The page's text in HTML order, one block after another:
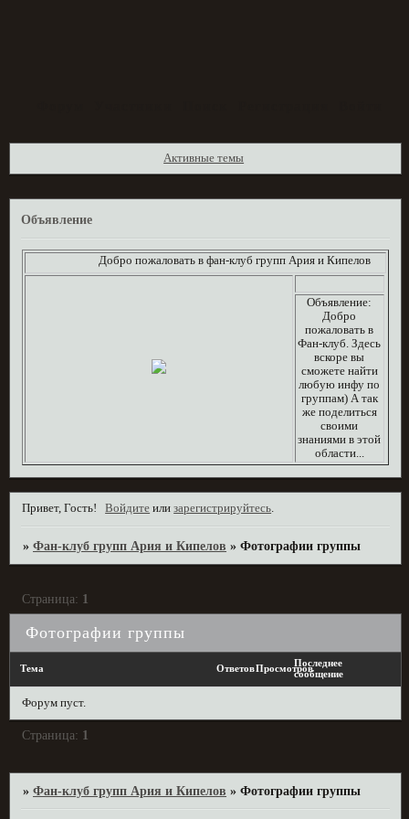
Активные темы
Объявление
Добро пожаловать в фан-клуб групп Ария и Кипелов
Объявление:
Добро
пожаловать в
Фан-клуб. Здесь
вскоре вы
сможете найти
любую инфу по
группам) А так
же поделиться
своими
знаниями в этой
области...
Привет, Гость! Войдите илизарегистрируйтесь.
»Фан-клуб групп Ария и Кипелов »Фотографии группы
Фотографии группы
Страница: 1
Тема ОтветовПросмотровПоследнее
сообщение
Форум пуст.
Страница: 1
»Фан-клуб групп Ария и Кипелов »Фотографии группы